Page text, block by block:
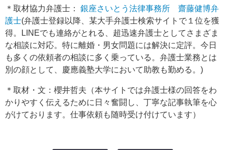
＊取材協力弁護士： 銀座さいとう法律事務所
齋藤健博弁
護士(弁護士登録以降、某大手弁護士検索サイトで１位を獲
得。LINEでも連絡がとれる、超迅速弁護士としてさまざま
な相談に対応。特に離婚・男女問題には解決に定評。今日
も多くの依頼者の相談に多く乗っている。弁護士業務とは
別の顔として、慶應義塾大学において助教も勤める。)
＊取材・文：櫻井哲夫（本サイトでは弁護士様の回答をわ
かりやすく伝えるために日々奮闘し、丁寧な記事執筆を心
がけております。仕事依頼も随時受け付けています）